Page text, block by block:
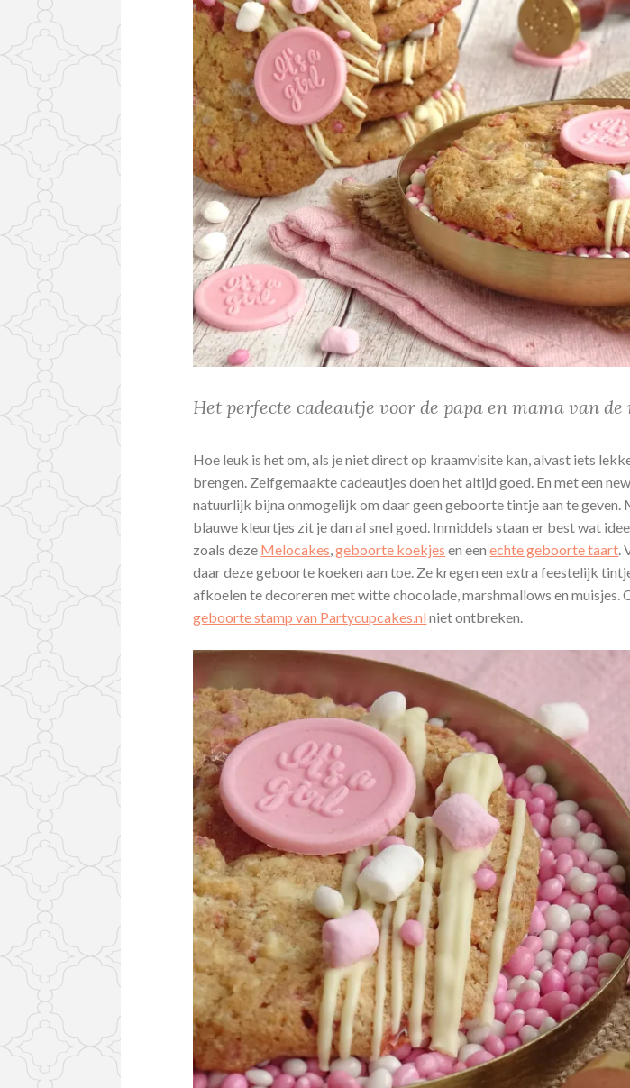
Het perfecte cadeautje voor de papa en mama van de
Hoe leuk is het om, als je niet direct op kraamvisite kan, alvast iets
brengen. Zelfgemaakte cadeautjes doen het altijd goed. En met een
natuurlijk bijna onmogelijk om daar geen geboorte tintje aan te geven.
blauwe kleurtjes zit je dan al snel goed. Inmiddels staan er best wat
zoals deze Melocakes,geboorte koekjes en eenechte geboorte taart.
daar deze geboorte koeken aan toe. Ze kregen een extra feestelijk
afkoelen te decoreren met witte chocolade, marshmallows en muisjes.
geboorte stamp van Partycupcakes.nl niet ontbreken.